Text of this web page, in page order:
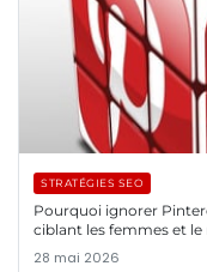
STRATÉGIES SEO
Pourquoi ignorer
ciblant les femmes et le
28 mai 2026